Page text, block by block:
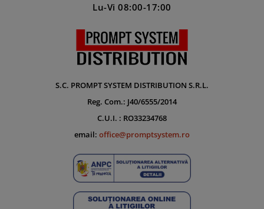
Lu-Vi 08:00-17:00
S.C. PROMPT SYSTEM DISTRIBUTION S.R.L.
Reg. Com.: J40/6555/2014
C.U.I. : RO33234768
email: office@promptsystem.ro